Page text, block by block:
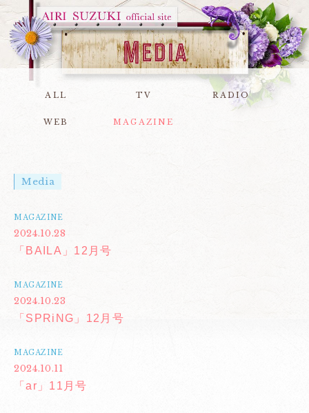
ALL TV RADIO
WEB MAGAZINE
Media
MAGAZINE
2024.10.28
「BAILA」12月号
MAGAZINE
2024.10.23
「SPRiNG」12月号
MAGAZINE
2024.10.11
「ar」11月号